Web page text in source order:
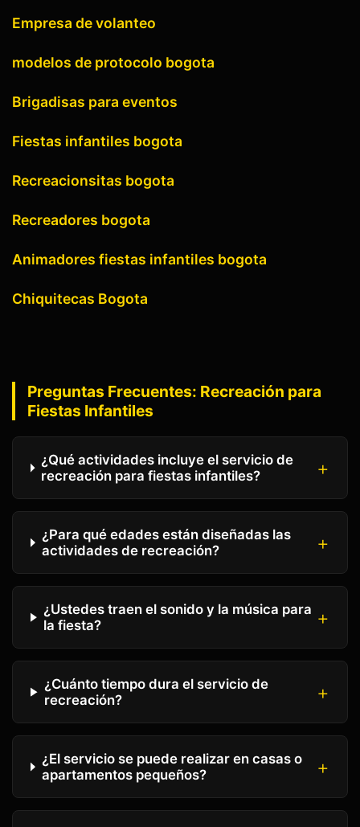
Empresa de volanteo
modelos de protocolo bogota
Brigadisas para eventos
Fiestas infantiles bogota
Recreacionsitas bogota
Recreadores bogota
Animadores fiestas infantiles bogota
Chiquitecas Bogota
Preguntas Frecuentes: Recreación para
Fiestas Infantiles
¿Qué actividades incluye el servicio de
recreación para fiestas infantiles?
¿Para qué edades están diseñadas las
actividades de recreación?
¿Ustedes traen el sonido y la música para
la fiesta?
¿Cuánto tiempo dura el servicio de
recreación?
¿El servicio se puede realizar en casas o
apartamentos pequeños?